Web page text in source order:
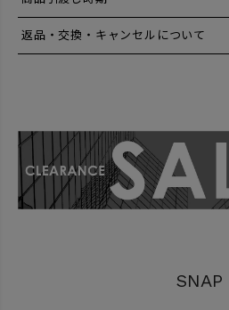
返品・交換・キャンセルについて
SNAP